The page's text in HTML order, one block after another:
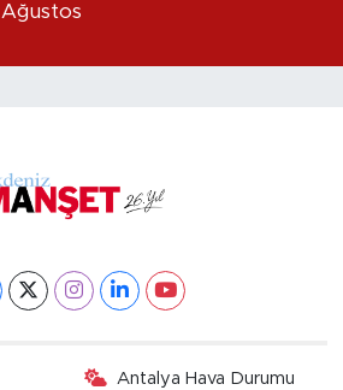
Ağustos
Antalya Hava Durumu